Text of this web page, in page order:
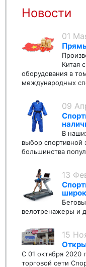
Новости
01
Китая
оборудования в
международных
09
В
выбор спортивной
большинства
13
велотренажеры и
15
С 01 октября 2020
торговой сети